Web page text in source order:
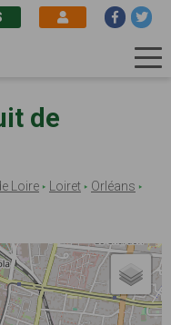
de
Loire Loiret
Orléans